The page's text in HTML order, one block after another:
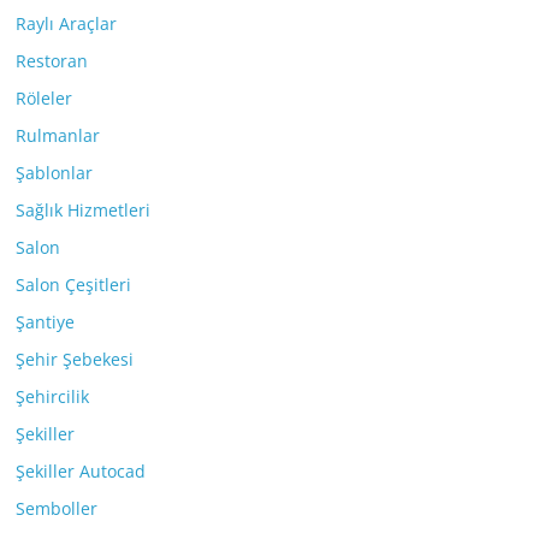
Raylı Araçlar
Restoran
Röleler
Rulmanlar
Şablonlar
Sağlık Hizmetleri
Salon
Salon Çeşitleri
Şantiye
Şehir Şebekesi
Şehircilik
Şekiller
Şekiller Autocad
Semboller